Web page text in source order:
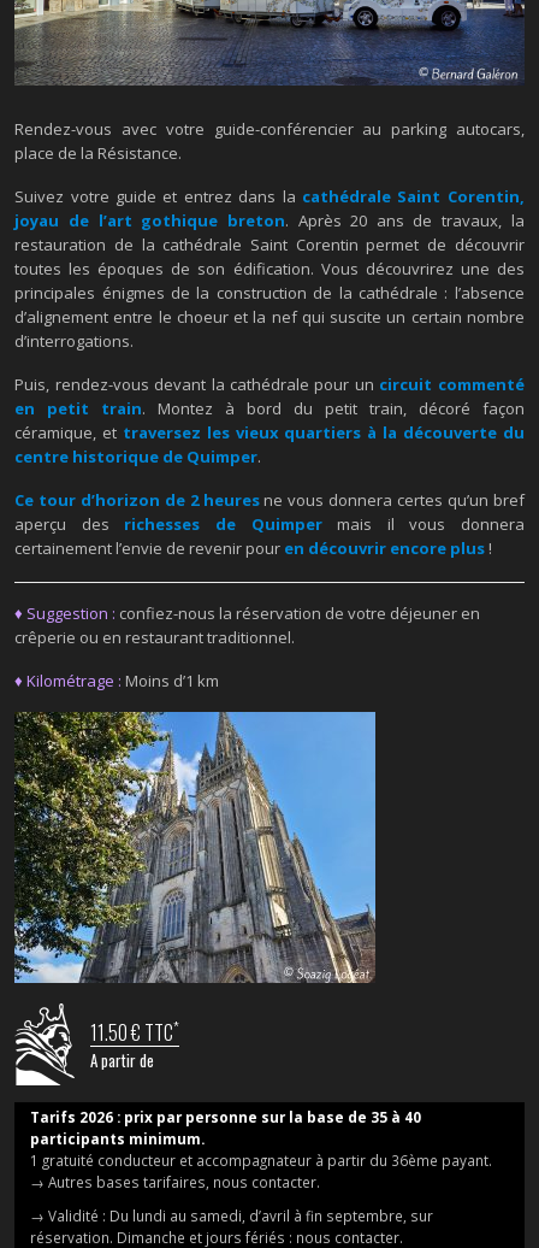
Rendez-vous avec votre guide-conférencier au parking autocars,
place de la Résistance.
Suivez votre guide et entrez dans la cathédrale Saint Corentin,
joyau de l’art gothique breton. Après 20 ans de travaux, la
restauration de la cathédrale Saint Corentin permet de découvrir
toutes les époques de son édification. Vous découvrirez une des
principales énigmes de la construction de la cathédrale : l’absence
d’alignement entre le choeur et la nef qui suscite un certain nombre
d’interrogations.
Puis, rendez-vous devant la cathédrale pour un circuit commenté
en petit train. Montez à bord du petit train, décoré façon
céramique, et traversez les vieux quartiers à la découverte du
centre historique de Quimper.
Ce tour d’horizon de 2 heuresne vous donnera certes qu’un bref
aperçu des richesses de Quimpermais il vous donnera
certainement l’envie de revenir pour en découvrir encore plus !
♦ Suggestion : confiez-nous la réservation de votre déjeuner en
crêperie ou en restaurant traditionnel.
♦ Kilométrage : Moins d’1 km
11.50 € TTC*
A partir de
Tarifs 2026 : prix par personne sur la base de 35 à 40
participants minimum.
1 gratuité conducteur et accompagnateur à partir du 36ème payant.
→ Autres bases tarifaires, nous contacter.
→ Validité : Du lundi au samedi, d’avril à fin septembre, sur
réservation. Dimanche et jours fériés : nous contacter.